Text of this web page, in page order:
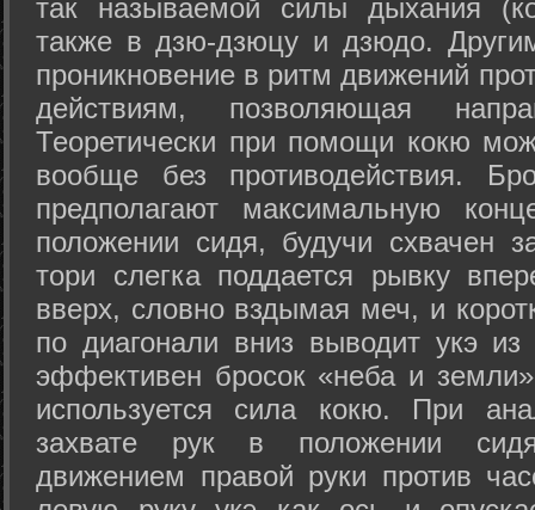
так называемой силы дыхания
также в дзю-дзюцу и дзюдо.
проникновение в ритм движений
действиям, позволяющая
Теоретически при помощи кокю
вообще без противодействия.
предполагают максимальную
положении сидя, будучи схвачен
тори слегка поддается рывку
вверх, словно вздымая меч, и
по диагонали вниз выводит укэ
эффективен бросок «неба и
используется сила кокю. При
захвате рук в положении
движением правой руки против